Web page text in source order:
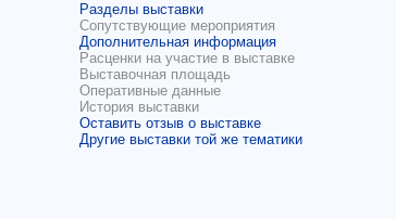
Разделы выставки
Сопутствующие мероприятия
Дополнительная информация
Расценки на участие в выставке
Выставочная площадь
Оперативные данные
История выставки
Оставить отзыв о выставке
Другие выставки той же тематики